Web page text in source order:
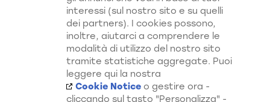
Scopri di Più su Tutti i Nostri
interessi (sul nostro sito e su quelli
dei partners). I cookies possono,
inoltre, aiutarci a comprendere le
modalità di utilizzo del nostro sito
tramite statistiche aggregate. Puoi
leggere qui la nostra
Cookie Notice o gestire ora -
cliccando sul tasto "Personalizza" -